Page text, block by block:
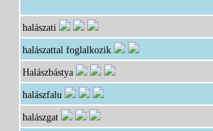
halászati
halászattal foglalkozik
Halászbástya
halászfalu
halászgat